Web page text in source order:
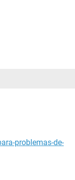
problemas-de-